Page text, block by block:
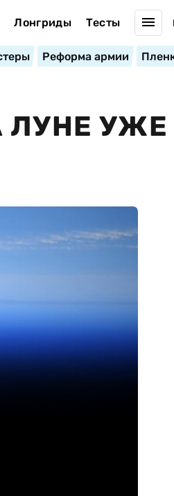
Лонгриды Тесты
Реформа армии
ЛУНЕ УЖЕ